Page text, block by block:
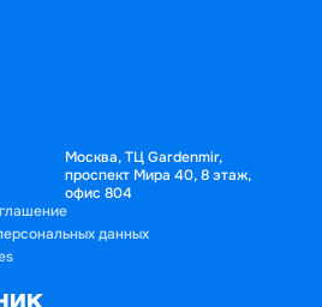
Москва, ТЦ Gardenmir,
проспект Мира 40, 8 этаж,
офис 804
данных